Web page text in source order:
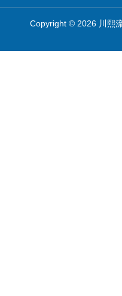
Copyright © 2026 川熙